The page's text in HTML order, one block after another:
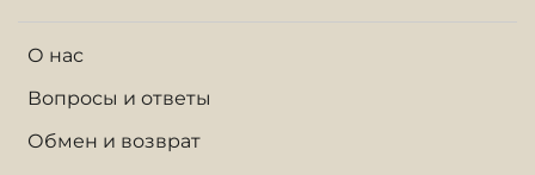
О нас
Вопросы и ответы
Обмен и возврат